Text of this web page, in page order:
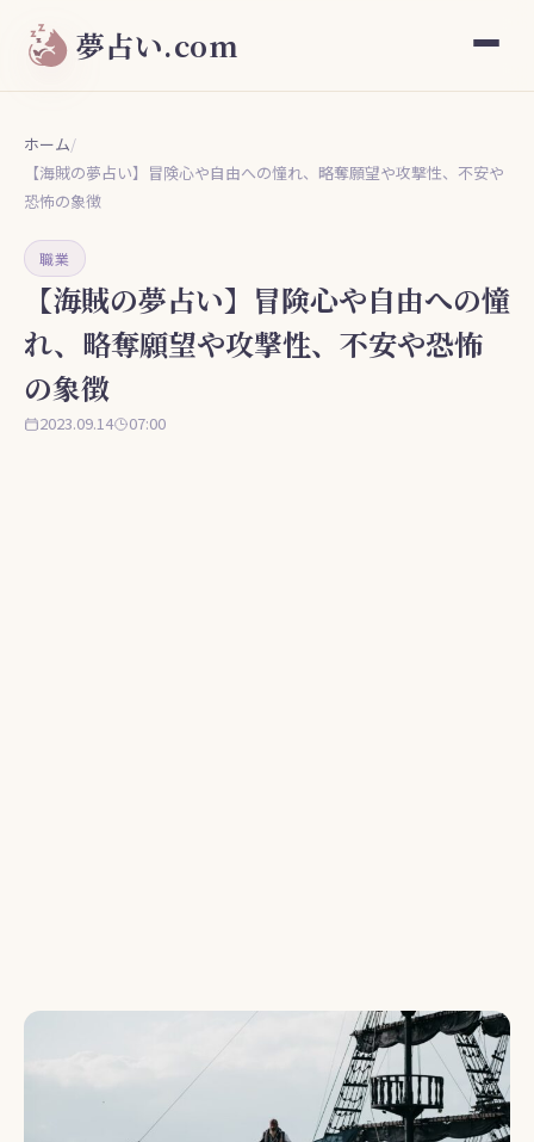
夢占い.com
ホーム/
【海賊の夢占い】冒険心や自由への憧れ、略奪願望や攻撃性、不安や
恐怖の象徴
職業
【海賊の夢占い】冒険心や自由への憧
れ、略奪願望や攻撃性、不安や恐怖
の象徴
2023.09.14 07:00